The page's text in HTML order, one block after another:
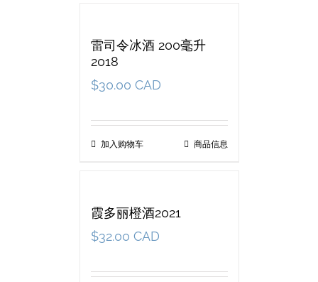
雷司令冰酒 200毫升
2018
$30.00 CAD
加入购物车 商品信息
霞多丽橙酒2021
$32.00 CAD